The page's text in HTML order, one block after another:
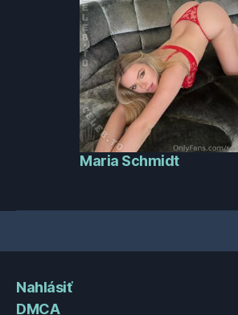
Maria Schmidt
Nahlásiť
DMCA